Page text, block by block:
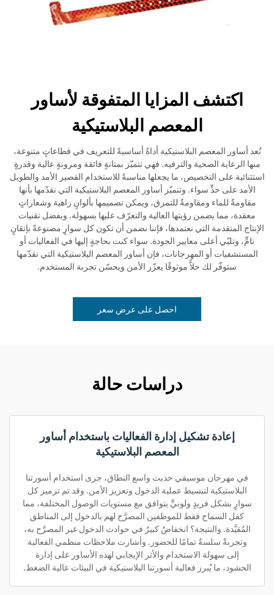
اكتشف المزايا المتفوقة لأساور
المعصم البلاستيكية
تُعد أساور المعصم البلاستيكية أداةً أساسيةً للتعريف في قطاعاتٍ متنوعة،
منها الرعاية الصحية والترفيه. فهي تتميّز بمتانةٍ فائقة ومرونةٍ عالية وقدرةٍ
استثنائية على التخصيص، ما يجعلها مناسبةً للاستخدام القصير الأمد والطويل
الأمد على حدٍّ سواء. وتتميّز أساور المعصم البلاستيكية التي نقدّمها بأنها
مقاومةٌ للماء ومقاومةٌ للتمزق، ويمكن تصميمها بألوانٍ زاهية وشعاراتٍ
معقدة، مما يضمن رؤيتها العالية والتعرّف عليها بسهولة. وبفضل تقنيات
الإنتاج المتقدمة التي نعتمدها، فإننا نضمن أن تكون كل سوارٍ مصنوعةً بإتقانٍ
تامٍّ، وتلبّي أعلى معايير الجودة. سواء كنت بحاجةٍ إليها في الفعاليات أو
المستشفيات أو المهرجانات، فإن أساور المعصم البلاستيكية التي نقدّمها
ستوفّر لك حلاًّ موثوقًا يعزّز الأمن ويحسّن تجربة المستخدم.
احصل على عرض سعر
دراسات حالة
إعادة تشكيل إدارة الفعاليات باستخدام أساور
المعصم البلاستيكية
في مهرجان موسيقي حديث واسع النطاق، جرى استخدام أسورتنا
البلاستيكية لتبسيط عملية الدخول وتعزيز الأمن. وقد تم ترميز كل
سوارٍ بشكل فريدٍ ولونيٍّ يتوافق مع مستويات الوصول المختلفة، مما
كفل السماح فقط للموظفين المصرَّح لهم بالدخول إلى المناطق
المُقيَّدة. والنتيجة؟ انخفاضٌ كبيرٌ في حوادث الدخول غير المصرَّح به،
وتجربةٌ سلسةٌ تمامًا للحضور. وأشارت ملاحظات منظمي الفعالية
إلى سهولة الاستخدام والأثر الإيجابي لهذه الأساور على إدارة
الحشود، ما يُبرز فعالية أسورتنا البلاستيكية في البيئات عالية الضغط.